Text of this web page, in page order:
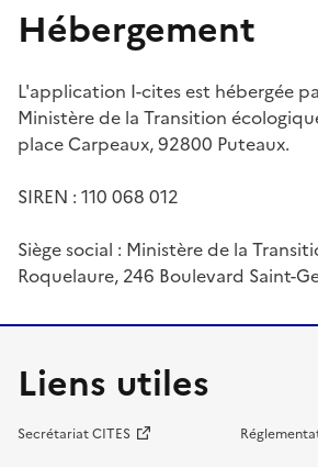
Hébergement
L'application I-cites est hébergée
Ministère de la Transition
place Carpeaux, 92800 Puteaux.
SIREN : 110 068 012
Siège social : Ministère de la
Roquelaure, 246 Boulevard Saint-
Liens utiles
Secrétariat CITES